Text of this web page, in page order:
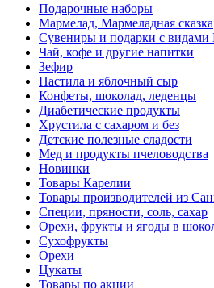
Подарочные наборы
Мармелад, Мармеладная сказка
Сувениры и подарки с видами
Чай, кофе и другие напитки
Зефир
Пастила и яблочный сыр
Конфеты, шоколад, леденцы
Диабетические продукты
Хрустила с сахаром и без
Детские полезные сладости
Мед и продукты пчеловодства
Новинки
Товары Карелии
Товары производителей из
Специи, пряности, соль, сахар
Орехи, фрукты и ягоды в
Сухофрукты
Орехи
Цукаты
Товары по акции